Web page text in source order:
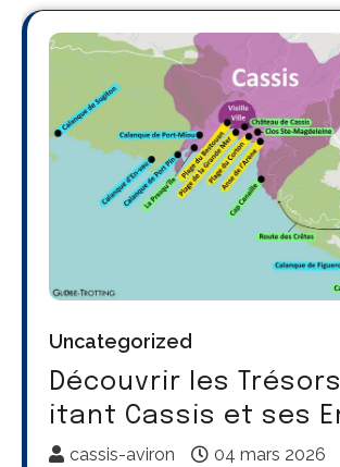
Uncategorized
Découvrir les
itant Cassis et ses
cassis-aviron 04 mars 2026